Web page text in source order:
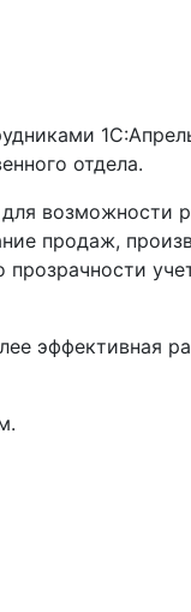
отдела.
возможности
продаж,
эффективная